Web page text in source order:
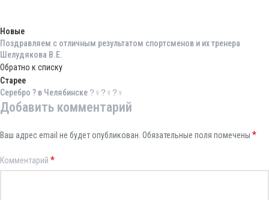
Новые
Поздравляем с отличным результатом спортсменов и их тренера
Шелудякова В.Е.
Обратно к списку
Старее
Серебро ? в Челябинске ?‍♀?‍♀?‍♀
Добавить комментарий
Ваш адрес email не будет опубликован. Обязательные поля помечены *
Комментарий *